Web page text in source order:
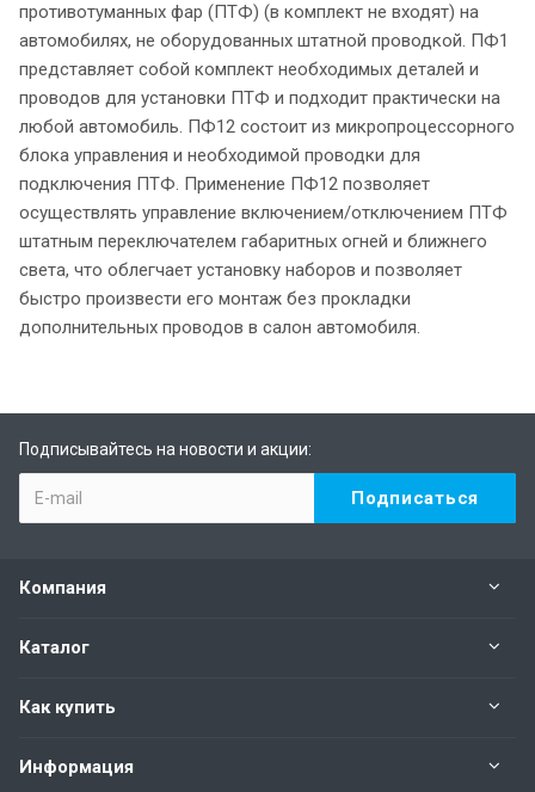
противотуманных фар (ПТФ) (в комплект не входят) на
автомобилях, не оборудованных штатной проводкой. ПФ1
представляет собой комплект необходимых деталей и
проводов для установки ПТФ и подходит практически на
любой автомобиль. ПФ12 состоит из микропроцессорного
блока управления и необходимой проводки для
подключения ПТФ. Применение ПФ12 позволяет
осуществлять управление включением/отключением ПТФ
штатным переключателем габаритных огней и ближнего
света, что облегчает установку наборов и позволяет
быстро произвести его монтаж без прокладки
дополнительных проводов в салон автомобиля.
Подписывайтесь на новости и акции:
Компания
Каталог
Как купить
Информация